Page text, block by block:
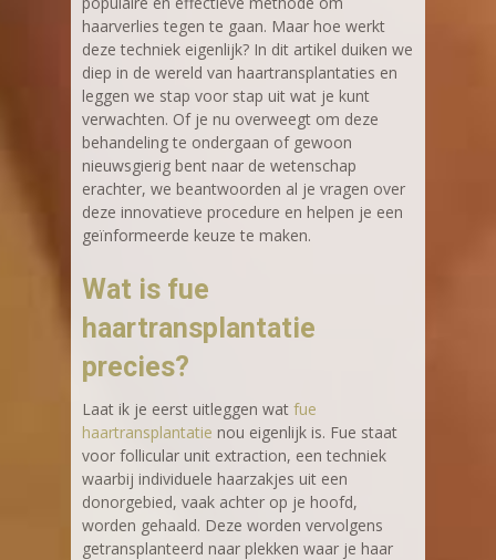
haarverlies tegen te gaan. Maar hoe werkt
deze techniek eigenlijk? In dit artikel duiken we
diep in de wereld van haartransplantaties en
leggen we stap voor stap uit wat je kunt
verwachten. Of je nu overweegt om deze
behandeling te ondergaan of gewoon
nieuwsgierig bent naar de wetenschap
erachter, we beantwoorden al je vragen over
deze innovatieve procedure en helpen je een
geïnformeerde keuze te maken.
Wat is fue
haartransplantatie
precies?
Laat ik je eerst uitleggen wat fue
haartransplantatie nou eigenlijk is. Fue staat
voor follicular unit extraction, een techniek
waarbij individuele haarzakjes uit een
donorgebied, vaak achter op je hoofd,
worden gehaald. Deze worden vervolgens
getransplanteerd naar plekken waar je haar